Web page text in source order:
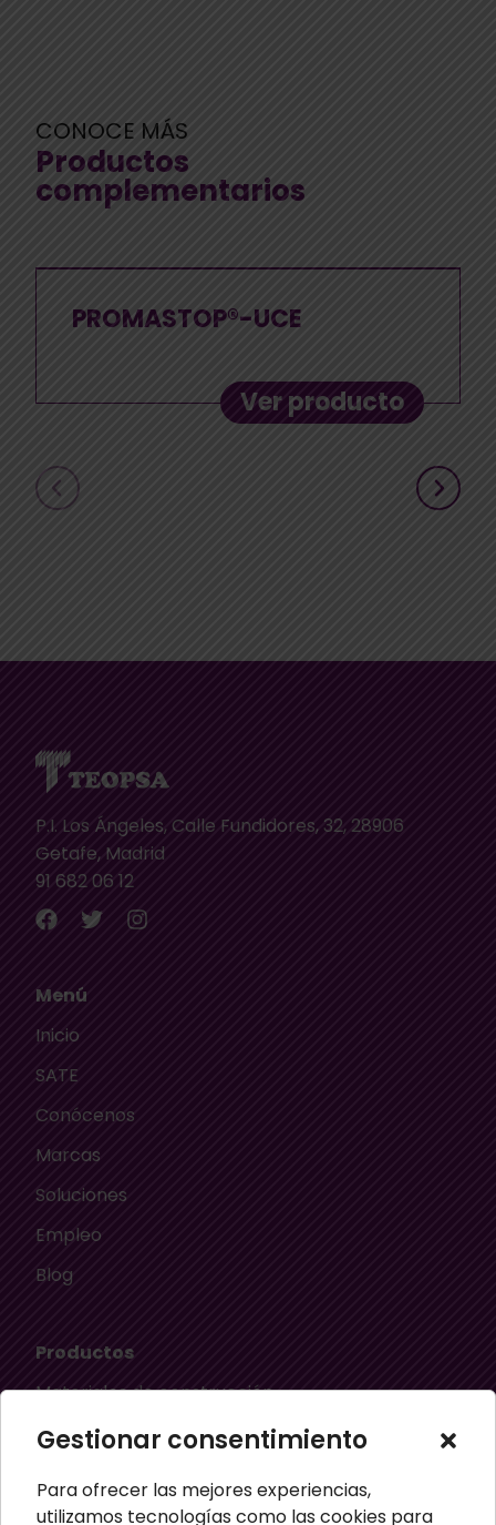
Gestionar consentimiento
Para ofrecer las mejores experiencias,
utilizamos tecnologías como las cookies para
CONOCE MÁS
Productos
complementarios
PROMASTOP®-UCE
Ver producto
P.I. Los Ángeles, Calle Fundidores, 32, 28906
Getafe, Madrid
91 682 06 12
Menú
Inicio
SATE
Conócenos
Marcas
Soluciones
Empleo
Blog
Productos
Materiales de construcción
Aislamiento térmico
Material ignífugo aislante